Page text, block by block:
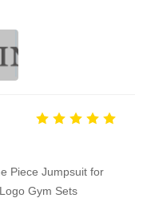
Piece Jumpsuit for
Gym Sets